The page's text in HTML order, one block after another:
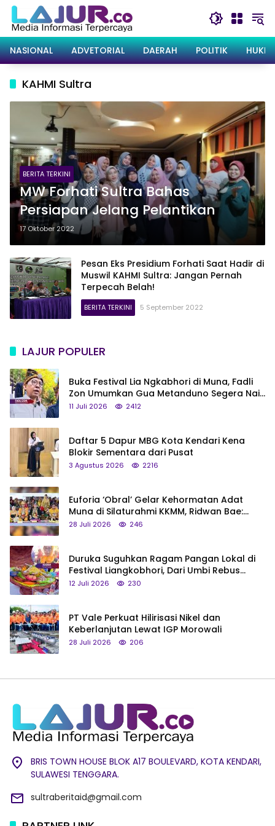
Langsung
konten
NASIONAL
ADVETORIAL DAERAH POLITIK
KAHMI Sultra
BERITA TERKINI
MW Forhati Sultra Bahas
Persiapan Jelang Pelantikan
17 Oktober 2022
Pesan Eks Presidium Forhati Saat Hadir di
Muswil KAHMI Sultra: Jangan Pernah
Terpecah Belah!
BERITA TERKINI 5 September 2022
LAJUR POPULER
Buka Festival Lia Ngkabhori di Muna, Fadli
Zon Umumkan Gua Metanduno Segera Naik
Status Jadi Cagar Budaya Nasional
11 Juli 2026 2412
Daftar 5 Dapur MBG Kota Kendari Kena
Blokir Sementara dari Pusat
3 Agustus 2026 2216
Euforia ‘Obral’ Gelar Kehormatan Adat
Muna di Silaturahmi KKMM, Ridwan Bae:
Saya Bukan Tipe Begitu, Belum Pantas!
28 Juli 2026 246
Duruka Suguhkan Ragam Pangan Lokal di
Festival Liangkobhori, Dari Umbi Rebus
hingga Tumpeng Beras Muna
12 Juli 2026 230
PT Vale Perkuat Hilirisasi Nikel dan
Keberlanjutan Lewat IGP Morowali
28 Juli 2026 206
BRIS TOWN HOUSE BLOK A17 BOULEVARD, KOTA KENDARI,
SULAWESI TENGGARA.
sultraberitaid@gmail.com